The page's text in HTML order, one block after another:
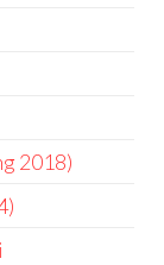
2018)